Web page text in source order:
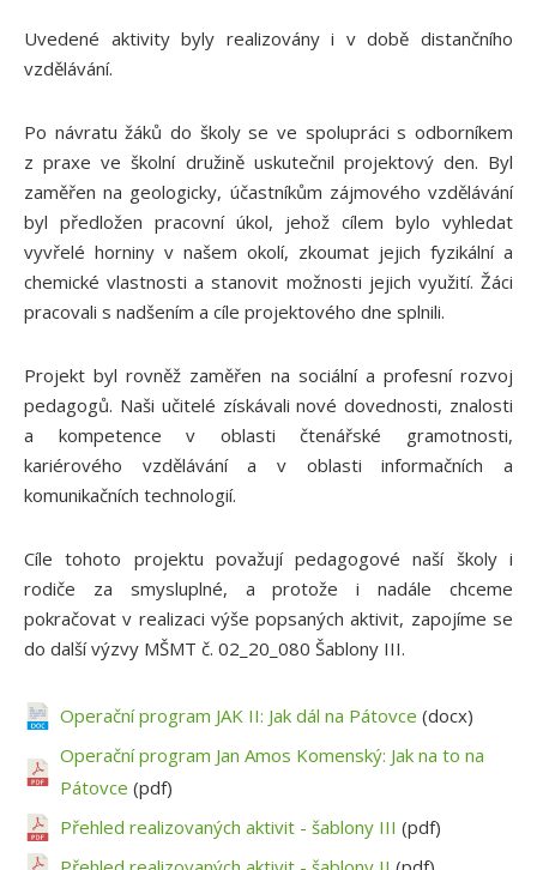
Uvedené aktivity byly realizovány i v době distančního
vzdělávání.
Po návratu žáků do školy se ve spolupráci s odborníkem
z praxe ve školní družině uskutečnil projektový den. Byl
zaměřen na geologicky, účastníkům zájmového vzdělávání
byl předložen pracovní úkol, jehož cílem bylo vyhledat
vyvřelé horniny v našem okolí, zkoumat jejich fyzikální a
chemické vlastnosti a stanovit možnosti jejich využití. Žáci
pracovali s nadšením a cíle projektového dne splnili.
Projekt byl rovněž zaměřen na sociální a profesní rozvoj
pedagogů. Naši učitelé získávali nové dovednosti, znalosti
a kompetence v oblasti čtenářské gramotnosti,
kariérového vzdělávání a v oblasti informačních a
komunikačních technologií.
Cíle tohoto projektu považují pedagogové naší školy i
rodiče za smysluplné, a protože i nadále chceme
pokračovat v realizaci výše popsaných aktivit, zapojíme se
do další výzvy MŠMT č. 02_20_080 Šablony III.
Operační program JAK II: Jak dál na Pátovce (docx)
Operační program Jan Amos Komenský: Jak na to na
Pátovce (pdf)
Přehled realizovaných aktivit - šablony III (pdf)